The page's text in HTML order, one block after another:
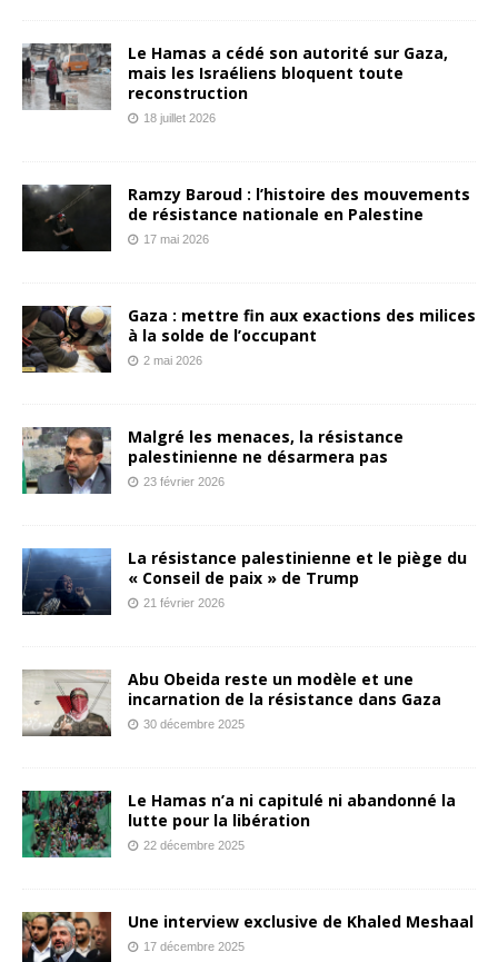
Le Hamas a cédé son autorité sur Gaza,
mais les Israéliens bloquent toute
reconstruction
18 juillet 2026
Ramzy Baroud : l’histoire des mouvements
de résistance nationale en Palestine
17 mai 2026
Gaza : mettre fin aux exactions des milices
à la solde de l’occupant
2 mai 2026
Malgré les menaces, la résistance
palestinienne ne désarmera pas
23 février 2026
La résistance palestinienne et le piège du
« Conseil de paix » de Trump
21 février 2026
Abu Obeida reste un modèle et une
incarnation de la résistance dans Gaza
30 décembre 2025
Le Hamas n’a ni capitulé ni abandonné la
lutte pour la libération
22 décembre 2025
Une interview exclusive de Khaled Meshaal
17 décembre 2025